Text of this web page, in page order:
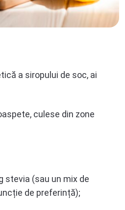
a siropului de soc, ai
culese din zone
stevia (sau un mix de
de preferință);